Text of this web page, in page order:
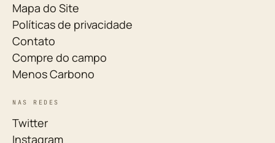
Mapa do Site
Políticas de privacidade
Contato
Compre do campo
Menos Carbono
NAS REDES
Twitter
Instagram